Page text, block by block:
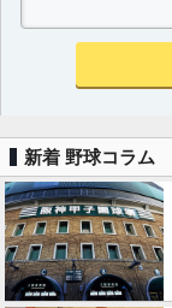
新着 野球コラム